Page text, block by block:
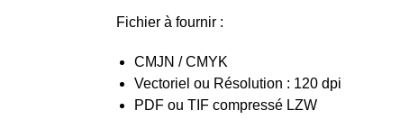
Fichier à fournir :
CMJN / CMYK
Vectoriel ou Résolution : 120 dpi
PDF ou TIF compressé LZW